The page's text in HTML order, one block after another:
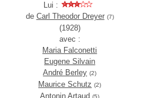
Lui :
de Carl Theodor Dreyer (7)
(1928)
avec :
Maria Falconetti
Eugene Silvain
André Berley (2)
Maurice Schutz (2)
Antonin Artaud (5)